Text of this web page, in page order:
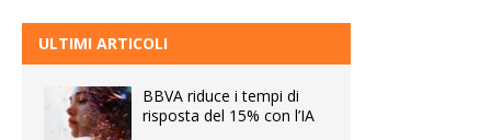
ULTIMI ARTICOLI
BBVA riduce i tempi di
risposta del 15% con l’IA